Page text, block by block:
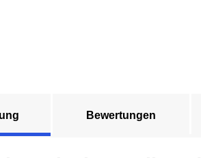
Bewertungen